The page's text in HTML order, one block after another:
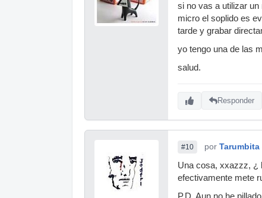
si no vas a utilizar un
micro el soplido es
tarde y grabar
yo tengo una de las
salud.
Responder
#10 por Tarumbita
Una cosa, xxazzz, ¿
efectivamente mete
P.D. Aun no he